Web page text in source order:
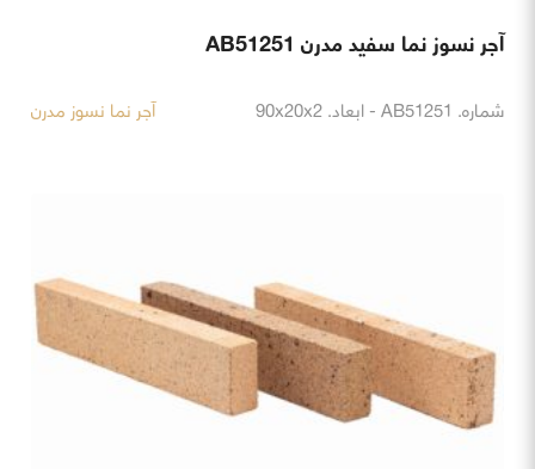
آجر نسوز نما سفید مدرن AB51251
شماره. AB51251 - ابعاد. 90x20x2 آجر نما نسوز مدرن